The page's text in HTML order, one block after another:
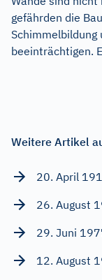
gefährden die
Schimmelbildung
beeinträchtigen.
Weitere Artikel
20. April
26. August
29. Juni
12. August